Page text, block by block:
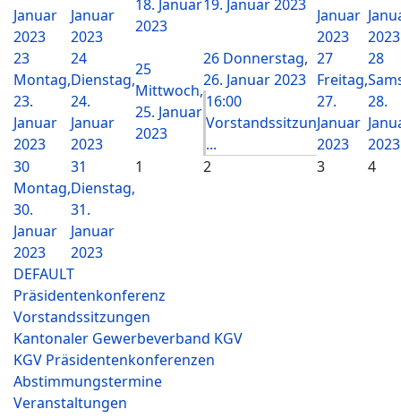
Januar
2023
Januar
2023
18. Januar
2023
19. Januar 2023
Januar
2023
2023
23
Montag,
23.
Januar
2023
24
Dienstag,
24.
Januar
2023
25
Mittwoch,
25. Januar
2023
26 Donnerstag,
26. Januar 2023
16:00
Vorstandssitzun
...
27
Freitag,
27.
Januar
2023
28
28.
2023
30
Montag,
30.
Januar
2023
31
Dienstag,
31.
Januar
2023
1 2 3 4
DEFAULT
Präsidentenkonferenz
Vorstandssitzungen
Kantonaler Gewerbeverband KGV
KGV Präsidentenkonferenzen
Abstimmungstermine
Veranstaltungen